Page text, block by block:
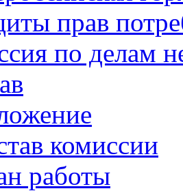
прав
по делам
комиссии
работы